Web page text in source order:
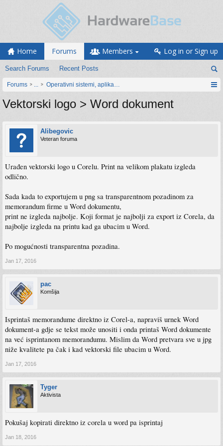
Home Forums
Search Forums Recent Posts
Members Log in or Sign up
Forums ... Operativni sistemi, aplikacije i programiranje
Vektorski logo > Word dokument
Alibegovic
Veteran foruma
Urađen vektorski logo u Corelu. Print na velikom plakatu izgleda
odlično.
Sada kada to exportujem u png sa transparentnom pozadinom za
memorandum firme u Word dokumentu,
print ne izgleda najbolje. Koji format je najbolji za export iz Corela, da
najbolje izgleda na printu kad ga ubacim u Word.
Po mogućnosti transparentna pozadina.
Jan 17, 2016
pac
Komšija
Isprintaš memorandume direktno iz Corel-a, napraviš urnek Word
dokument-a gdje se tekst može unositi i onda printaš Word dokumente
na već isprintanom memorandumu. Mislim da Word pretvara sve u jpg
niže kvalitete pa čak i kad vektorski file ubacim u Word.
Jan 17, 2016
Tyger
Aktivista
Pokušaj kopirati direktno iz corela u word pa isprintaj
Jan 18, 2016